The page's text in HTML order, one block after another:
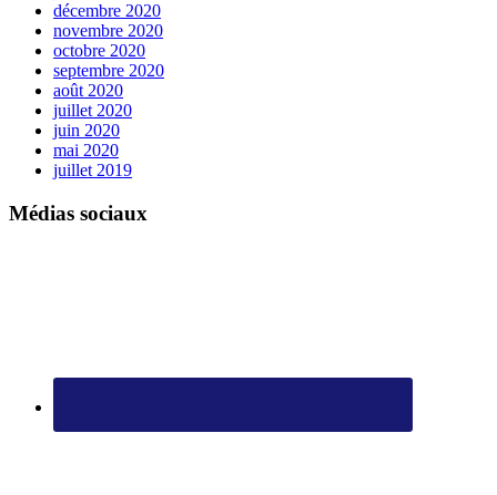
décembre 2020
novembre 2020
octobre 2020
septembre 2020
août 2020
juillet 2020
juin 2020
mai 2020
juillet 2019
Médias sociaux